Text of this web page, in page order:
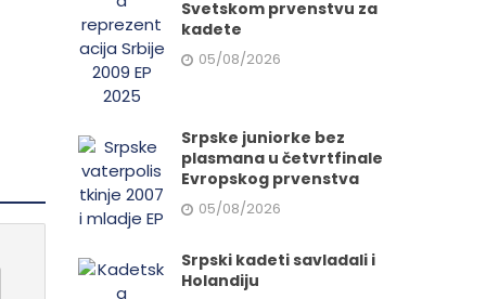
Svetskom prvenstvu za
kadete
05/08/2026
Srpske juniorke bez
plasmana u četvrtfinale
Evropskog prvenstva
05/08/2026
Srpski kadeti savladali i
Holandiju